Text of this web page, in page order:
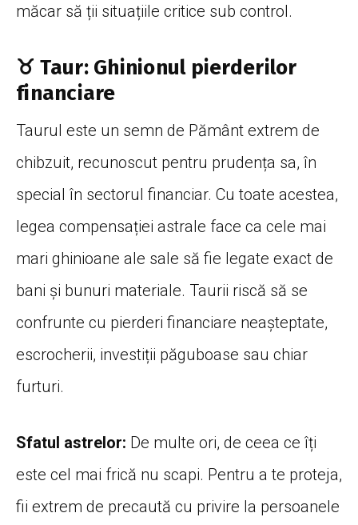
măcar să ții situațiile critice sub control.
♉ Taur: Ghinionul pierderilor
financiare
Taurul este un semn de Pământ extrem de
chibzuit, recunoscut pentru prudența sa, în
special în sectorul financiar. Cu toate acestea,
legea compensației astrale face ca cele mai
mari ghinioane ale sale să fie legate exact de
bani și bunuri materiale. Taurii riscă să se
confrunte cu pierderi financiare neașteptate,
escrocherii, investiții păguboase sau chiar
furturi.
Sfatul astrelor: De multe ori, de ceea ce îți
este cel mai frică nu scapi. Pentru a te proteja,
fii extrem de precaută cu privire la persoanele